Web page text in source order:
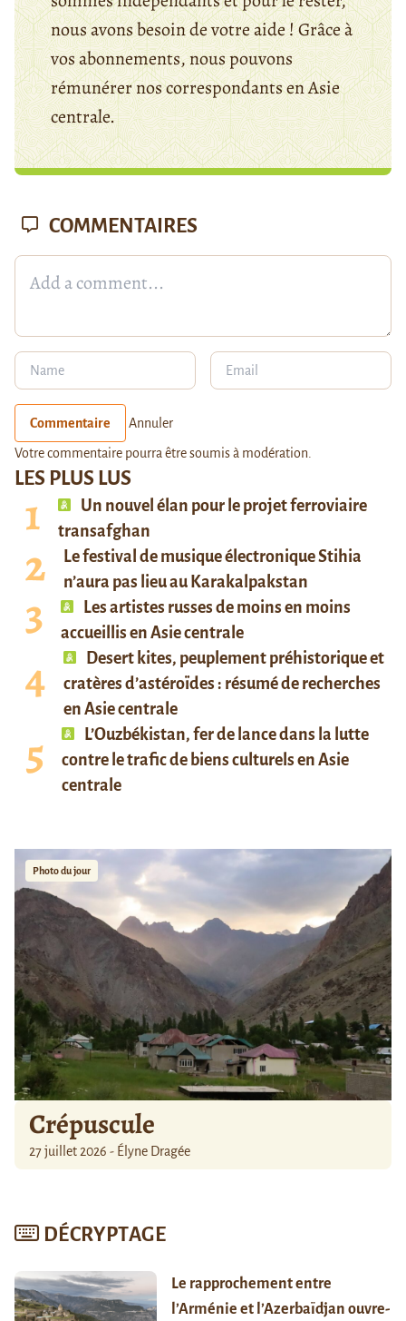
nous avons besoin de votre aide ! Grâce à
vos abonnements, nous pouvons
rémunérer nos correspondants en Asie
centrale.
LES PLUS LUS
Un nouvel élan pour le projet ferroviaire
transafghan
Le festival de musique électronique Stihia
n’aura pas lieu au Karakalpakstan
Les artistes russes de moins en moins
accueillis en Asie centrale
Desert kites, peuplement préhistorique et
cratères d’astéroïdes : résumé de recherches
en Asie centrale
L’Ouzbékistan, fer de lance dans la lutte
contre le trafic de biens culturels en Asie
centrale
Photo du jour
Crépuscule
27 juillet 2026 - Élyne Dragée
DÉCRYPTAGE
Le rapprochement entre
l’Arménie et l’Azerbaïdjan ouvre-
COMMENTAIRES
Commentaire Annuler
Votre commentaire pourra être soumis à modération.